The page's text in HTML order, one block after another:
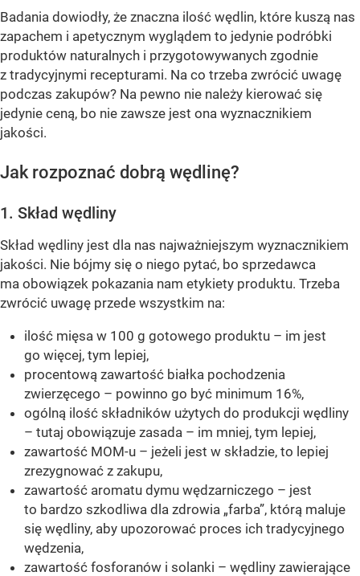
Badania dowiodły, że znaczna ilość wędlin, które kuszą nas
zapachem i apetycznym wyglądem to jedynie podróbki
produktów naturalnych i przygotowywanych zgodnie
z tradycyjnymi recepturami. Na co trzeba zwrócić uwagę
podczas zakupów? Na pewno nie należy kierować się
jedynie ceną, bo nie zawsze jest ona wyznacznikiem
jakości.
Jak rozpoznać dobrą wędlinę?
1. Skład wędliny
Skład wędliny jest dla nas najważniejszym wyznacznikiem
jakości. Nie bójmy się o niego pytać, bo sprzedawca
ma obowiązek pokazania nam etykiety produktu. Trzeba
zwrócić uwagę przede wszystkim na:
ilość mięsa w 100 g gotowego produktu – im jest
go więcej, tym lepiej,
procentową zawartość białka pochodzenia
zwierzęcego – powinno go być minimum 16%,
ogólną ilość składników użytych do produkcji wędliny
– tutaj obowiązuje zasada – im mniej, tym lepiej,
zawartość MOM-u – jeżeli jest w składzie, to lepiej
zrezygnować z zakupu,
zawartość aromatu dymu wędzarniczego – jest
to bardzo szkodliwa dla zdrowia „farba”, którą maluje
się wędliny, aby upozorować proces ich tradycyjnego
wędzenia,
zawartość fosforanów i solanki – wędliny zawierające